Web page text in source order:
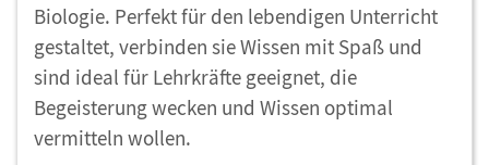
Biologie. Perfekt für den lebendigen Unterricht
gestaltet, verbinden sie Wissen mit Spaß und
sind ideal für Lehrkräfte geeignet, die
Begeisterung wecken und Wissen optimal
vermitteln wollen.